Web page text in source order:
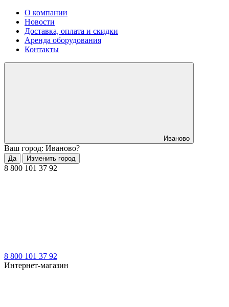
О компании
Новости
Доставка, оплата и скидки
Аренда оборудования
Контакты
Иваново
Ваш город: Иваново?
Да Изменить город
8 800 101 37 92
8 800 101 37 92
Интернет-магазин